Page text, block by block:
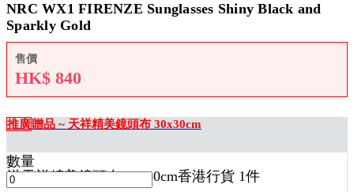
NRC WX1 FIRENZE Sunglasses Shiny Black and
Sparkly Gold
售價
HK$ 840
推廣贈品 ~ 天祥精美鏡頭布 30x30cm
送天祥精美鏡頭布 30x30cm香港行貨 1件
數量